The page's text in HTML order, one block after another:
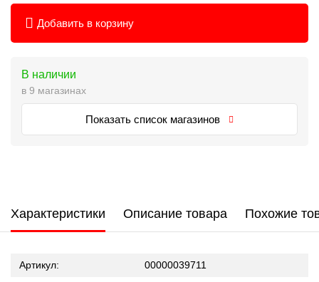
Добавить в корзину
В наличии
в 9 магазинах
Показать список магазинов
Характеристики Описание товара Похожие
Артикул: 00000039711